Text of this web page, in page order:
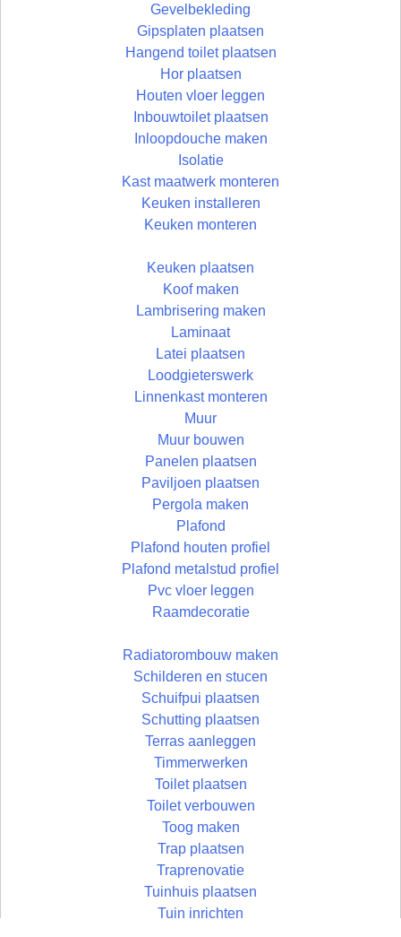
Gevelbekleding
Gipsplaten plaatsen
Hangend toilet plaatsen
Hor plaatsen
Houten vloer leggen
Inbouwtoilet plaatsen
Inloopdouche maken
Isolatie
Kast maatwerk monteren
Keuken installeren
Keuken monteren
Keuken plaatsen
Koof maken
Lambrisering maken
Laminaat
Latei plaatsen
Loodgieterswerk
Linnenkast monteren
Muur
Muur bouwen
Panelen plaatsen
Paviljoen plaatsen
Pergola maken
Plafond
Plafond houten profiel
Plafond metalstud profiel
Pvc vloer leggen
Raamdecoratie
Radiatorombouw maken
Schilderen en stucen
Schuifpui plaatsen
Schutting plaatsen
Terras aanleggen
Timmerwerken
Toilet plaatsen
Toilet verbouwen
Toog maken
Trap plaatsen
Traprenovatie
Tuinhuis plaatsen
Tuin inrichten